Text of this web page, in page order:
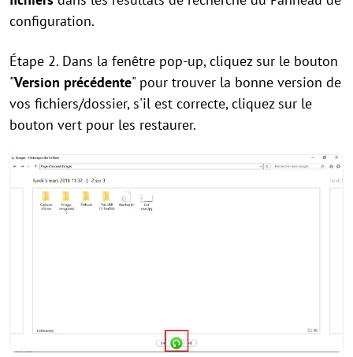
configuration.
Étape 2. Dans la fenêtre pop-up, cliquez sur le bouton
"Version précédente" pour trouver la bonne version de
vos fichiers/dossier, s'il est correcte, cliquez sur le
bouton vert pour les restaurer.